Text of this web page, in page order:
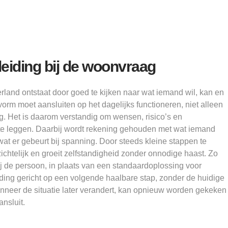
bij de woonvraag
ontstaat door goed te kijken naar wat iemand wil, kan en
moet aansluiten op het dagelijks functioneren, niet alleen
Het is daarom verstandig om wensen, risico’s en
leggen. Daarbij wordt rekening gehouden met wat iemand
er gebeurt bij spanning. Door steeds kleine stappen te
en groeit zelfstandigheid zonder onnodige haast. Zo
de persoon, in plaats van een standaardoplossing voor
gericht op een volgende haalbare stap, zonder de huidige
de situatie later verandert, kan opnieuw worden gekeken